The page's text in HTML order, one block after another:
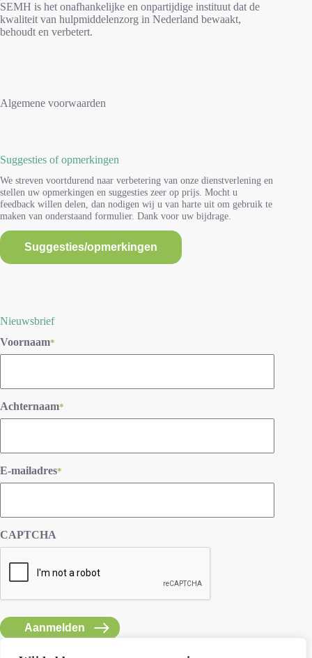
SEMH is het onafhankelijke en onpartijdige instituut dat de
kwaliteit van hulpmiddelenzorg in Nederland bewaakt,
behoudt en verbetert.
Algemene voorwaarden
Suggesties of opmerkingen
We streven voortdurend naar verbetering van onze dienstverlening en
stellen uw opmerkingen en suggesties zeer op prijs. Mocht u
feedback willen delen, dan nodigen wij u van harte uit om gebruik te
maken van onderstaand formulier. Dank voor uw bijdrage.
Suggesties/opmerkingen
Nieuwsbrief
Voornaam*
Achternaam*
E-mailadres*
CAPTCHA